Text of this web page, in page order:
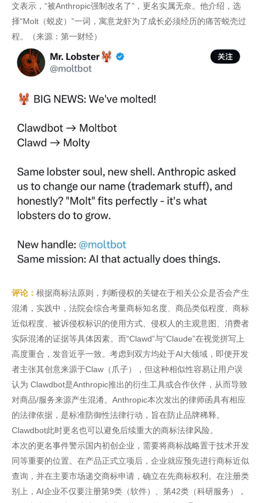
文表示，“被Anthropic强制改名了”，更名实属无奈。他介绍，选
择“Molt（蜕皮）”一词，寓意龙虾为了成长必须经历的痛苦蜕壳过
程。（来源：第一财经）
评论： 根据商标法原则，判断侵权的关键在于相关公众是否会产生
混淆，实践中，法院会综合考量商标知名度、商品类似程度、商标
近似程度、被诉侵权标识的使用方式、侵权人的主观意图、消费者
实际混淆的证据等具体因素。而“Clawd”与“Claude”在视觉拼写上
高度重合，发音近乎一致。考虑到双方均处于AI大领域，即便开发
者主张其创意来源于Claw（爪子），但这种相似性容易让用户误
认为 Clawdbot是Anthropic推出的衍生工具或合作伙伴，从而导致
对商品/服务来源产生混淆。Anthropic本次发出的律师函具有相应
的法律依据，是标准防御性法律行动，旨在防止品牌稀释。
Clawdbot此时更名也可以避免后续重大的商标法律风险。
本次的更名事件警示国内初创企业，需要将商标战略置于技术开发
同等重要的位置。在产品正式立项后，企业就应预先进行商标近似
查询，并在主要市场递交商标申请，确立在先商标权利。在注册类
别上，AI企业不仅要注册第9类（软件）、第42类（科研服务），